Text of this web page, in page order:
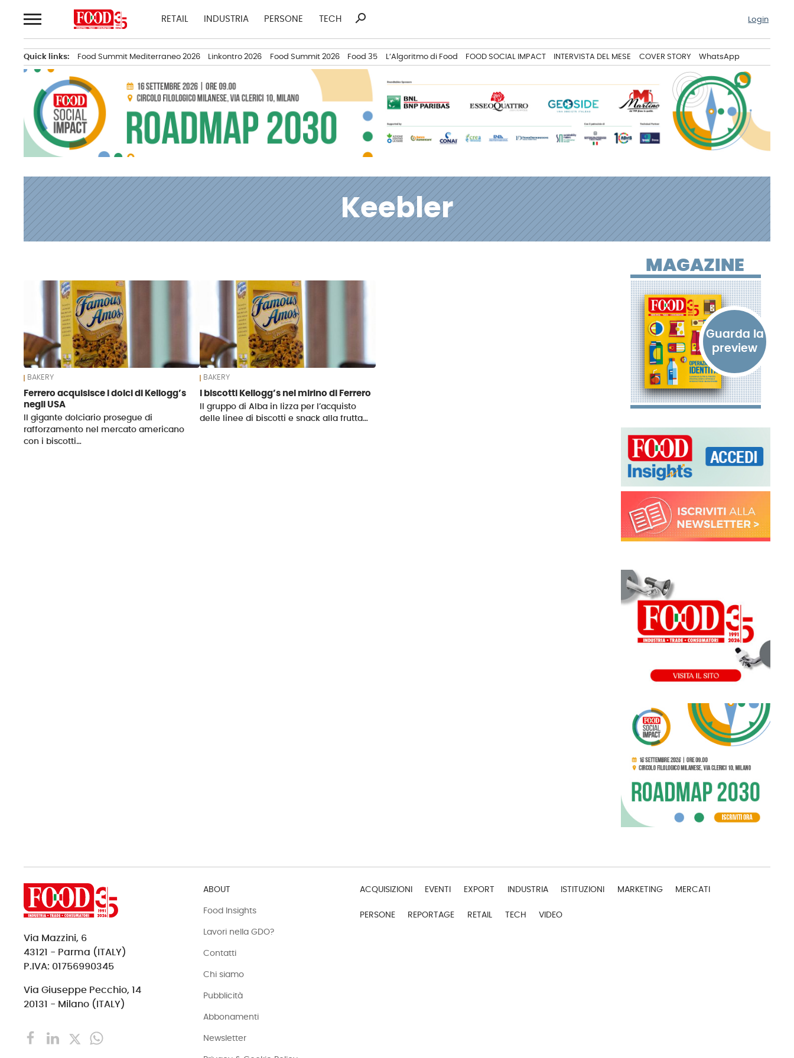
al
RETAIL INDUSTRIA PERSONE TECH
Ricerca
search Login
Quick links: Food Summit Mediterraneo 2026 Linkontro 2026 Food Summit 2026 Food 35 L’Algoritmo di Food FOOD SOCIAL IMPACT INTERVISTA DEL MESE COVER STORY WhatsApp
Keebler
BAKERY
Ferrero acquisisce i dolci di Kellogg’s
negli USA
Il gigante dolciario prosegue di
rafforzamento nel mercato americano
con i biscotti…
BAKERY
I biscotti Kellogg’s nel mirino di Ferrero
Il gruppo di Alba in lizza per l’acquisto
delle linee di biscotti e snack alla frutta…
MAGAZINE
Via Mazzini, 6
43121 - Parma (ITALY)
P.IVA: 01756990345
Via Giuseppe Pecchio, 14
20131 - Milano (ITALY)
ABOUT
Food Insights
Lavori nella GDO?
Contatti
Chi siamo
Pubblicità
Abbonamenti
Newsletter
ACQUISIZIONI EVENTI EXPORT INDUSTRIA ISTITUZIONI MARKETING MERCATI
PERSONE REPORTAGE RETAIL TECH VIDEO